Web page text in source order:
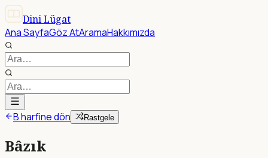
Dini Lügat
Ana SayfaGöz AtAramaHakkımızda
B harfine dön Rastgele
Bâzık